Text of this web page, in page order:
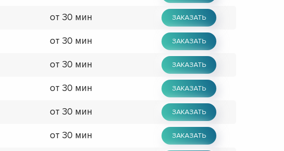
от 30 мин ЗАКАЗАТЬ
от 30 мин ЗАКАЗАТЬ
от 30 мин ЗАКАЗАТЬ
от 30 мин ЗАКАЗАТЬ
от 30 мин ЗАКАЗАТЬ
от 30 мин ЗАКАЗАТЬ